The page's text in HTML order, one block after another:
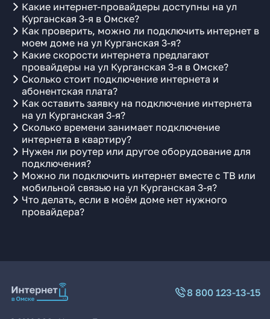
Какие интернет-провайдеры доступны на ул
Курганская 3-я в Омске?
Как проверить, можно ли подключить интернет в
моем доме на ул Курганская 3-я?
Какие скорости интернета предлагают
провайдеры на ул Курганская 3-я в Омске?
Сколько стоит подключение интернета и
абонентская плата?
Как оставить заявку на подключение интернета
на ул Курганская 3-я?
Сколько времени занимает подключение
интернета в квартиру?
Нужен ли роутер или другое оборудование для
подключения?
Можно ли подключить интернет вместе с ТВ или
мобильной связью на ул Курганская 3-я?
Что делать, если в моём доме нет нужного
провайдера?
8 800 123-13-15